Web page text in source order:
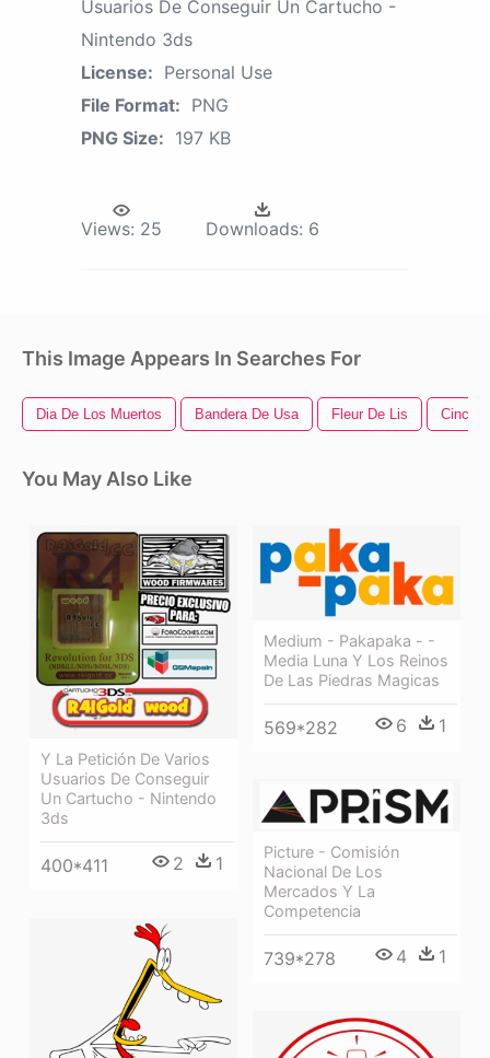
Usuarios De Conseguir Un Cartucho -
Nintendo 3ds
License: Personal Use
File Format: PNG
PNG Size: 197 KB
Views: 25 Downloads: 6
This Image Appears In Searches For
Dia De Los Muertos Bandera De Usa Fleur De Lis Cinco
You May Also Like
Y La Petición De Varios
Usuarios De Conseguir
Un Cartucho - Nintendo
3ds
400*411 2 1
Medium - Pakapaka - -
Media Luna Y Los Reinos
De Las Piedras Magicas
569*282 6 1
Picture - Comisión
Nacional De Los
Mercados Y La
Competencia
739*278 4 1